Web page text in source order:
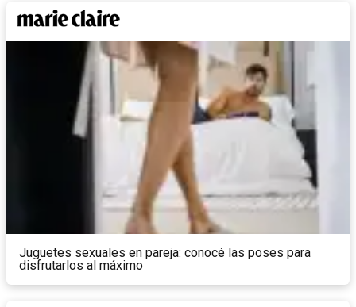
Juguetes sexuales en pareja: conocé las poses para
disfrutarlos al máximo